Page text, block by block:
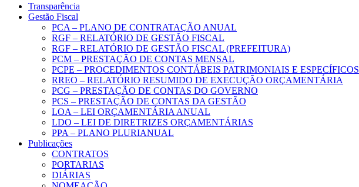
Transparência
Gestão Fiscal
PCA – PLANO DE CONTRATAÇÃO ANUAL
RGF – RELATÓRIO DE GESTÃO FISCAL
RGF – RELATÓRIO DE GESTÃO FISCAL (PREFEITURA)
PCM – PRESTAÇÃO DE CONTAS MENSAL
PCPE – PROCEDIMENTOS CONTÁBEIS PATRIMONIAIS E ESPECÍFICOS
RREO – RELATÓRIO RESUMIDO DE EXECUÇÃO ORÇAMENTÁRIA
PCG – PRESTAÇÃO DE CONTAS DO GOVERNO
PCS – PRESTAÇÃO DE CONTAS DA GESTÃO
LOA – LEI ORÇAMENTÁRIA ANUAL
LDO – LEI DE DIRETRIZES ORÇAMENTÁRIAS
PPA – PLANO PLURIANUAL
Publicações
CONTRATOS
PORTARIAS
DIÁRIAS